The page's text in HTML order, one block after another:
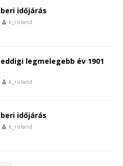
időjárás
k_roland
legmelegebb év 1901
k_roland
időjárás
k_roland